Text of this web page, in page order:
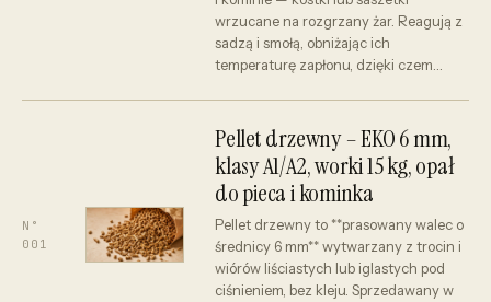
wrzucane na rozgrzany żar. Reagują z
sadzą i smołą, obniżając ich
temperaturę zapłonu, dzięki czem…
N°
001
Pellet drzewny – EKO 6 mm,
klasy A1/A2, worki 15 kg, opał
do pieca i kominka
Pellet drzewny to **prasowany walec o
średnicy 6 mm** wytwarzany z trocin i
wiórów liściastych lub iglastych pod
ciśnieniem, bez kleju. Sprzedawany w